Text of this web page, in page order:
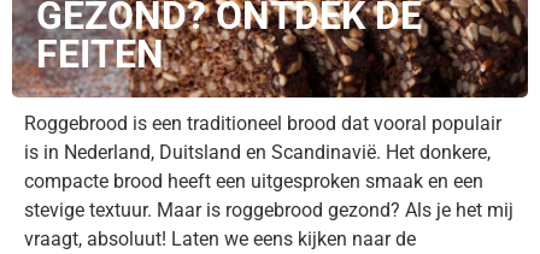
GEZOND? ONTDEK DE
FEITEN
Roggebrood is een traditioneel brood dat vooral populair
is in Nederland, Duitsland en Scandinavië. Het donkere,
compacte brood heeft een uitgesproken smaak en een
stevige textuur. Maar is roggebrood gezond? Als je het mij
vraagt, absoluut! Laten we eens kijken naar de